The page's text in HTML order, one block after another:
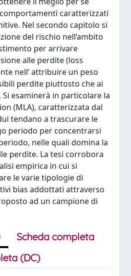
caratterizzati
Nel secondo capitolo si
del rischio nell’ambito
per arrivare
alle perdite (loss
nell’ attribuire un peso
perdite piuttosto che ai
esaminerà in particolare la
(MLA), caratterizzata dal
tendano a trascurare le
periodo per concentrarsi
nelle quali domina la
perdite. La tesi corrobora
empirica in cui si
le varie tipologie di
bias addottati attraverso
ad un campione di
Scheda completa
(DC)